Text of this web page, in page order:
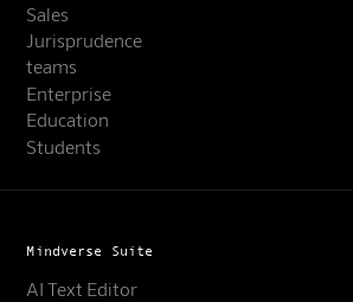
Sales
Jurisprudence
teams
Enterprise
Education
Students
Mindverse Suite
AI Text Editor